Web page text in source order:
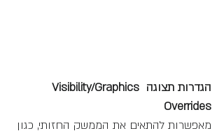
הגדרות תצוגה Visibility/Graphics
Overrides
מאפשרות להתאים את הממשק החזותי, כגון